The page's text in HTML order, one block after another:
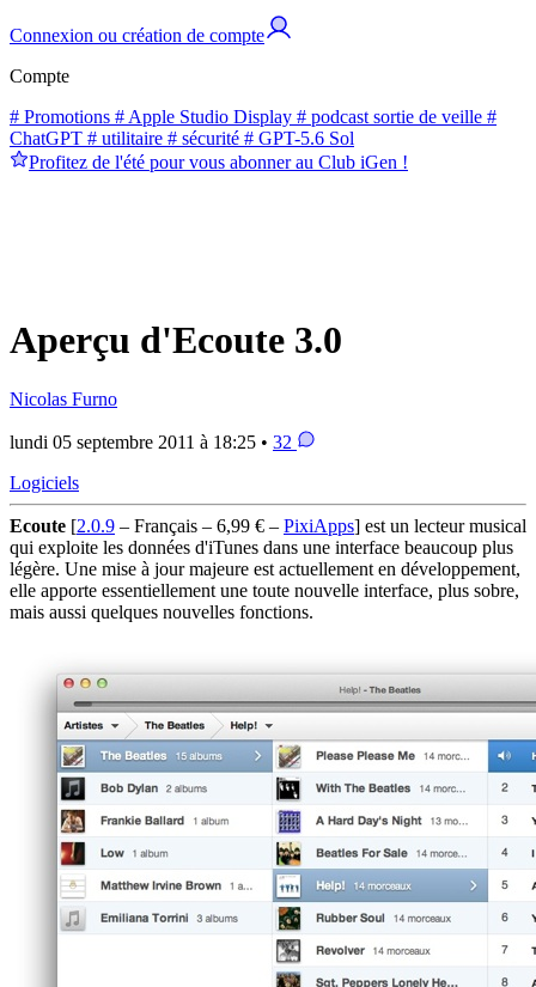
Connexion ou création de compte
Compte
# Promotions # Apple Studio Display # podcast sortie de veille #
ChatGPT # utilitaire # sécurité # GPT-5.6 Sol
Profitez de l'été pour vous abonner au Club iGen !
Aperçu d'Ecoute 3.0
Nicolas Furno
lundi 05 septembre 2011 à 18:25 • 32
Logiciels
Ecoute [2.0.9 – Français – 6,99 € – PixiApps] est un lecteur musical
qui exploite les données d'iTunes dans une interface beaucoup plus
légère. Une mise à jour majeure est actuellement en développement,
elle apporte essentiellement une toute nouvelle interface, plus sobre,
mais aussi quelques nouvelles fonctions.